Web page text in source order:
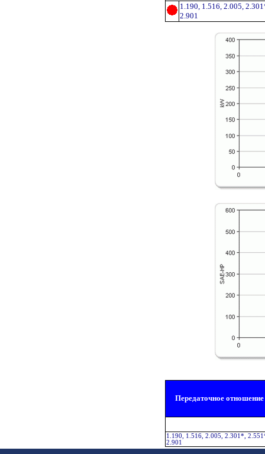
1.190, 1.516, 2.005,
2.901
Передаточное отношение
1.190, 1.516, 2.005, 2.301*,
2.901